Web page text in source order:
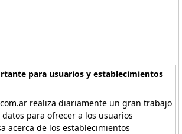
para usuarios y establecimientos
realiza diariamente un gran trabajo
para ofrecer a los usuarios
acerca de los establecimientos